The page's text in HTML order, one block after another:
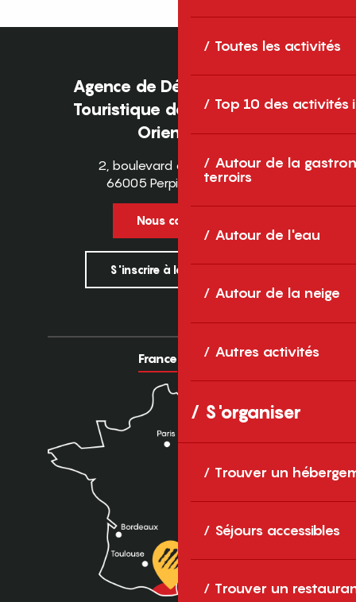
Toutes les activités
Top 10 des activités
Autour de la
terroirs
Autour de l'eau
Autour de la neige
Autres activités
S'organiser
Trouver un
Séjours accessibles
Trouver un
Agence de Développement
Touristique des Pyrénées-
Orientales
2, boulevard des Pyrénées
66005 Perpignan Cedex
Nous contacter
S'inscrire à la newsletter
France Europe